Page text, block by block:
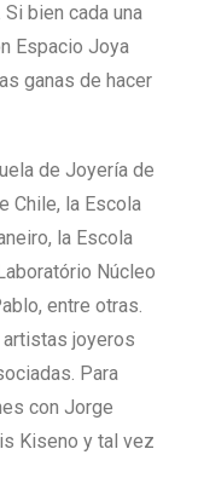
bien cada una
Espacio Joya
ganas de hacer
de Joyería de
Chile, la Escola
la Escola
Núcleo
entre otras.
joyeros
Para
con Jorge
Kiseno y tal vez